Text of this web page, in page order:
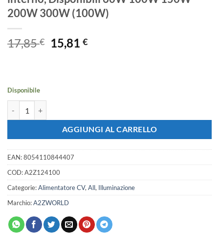
200W 300W (100W)
17,85€
Il
prezzo
15,81€Il
Disponibile
AGGIUNGI AL CARRELLO
EAN:8054110844407
COD:A2Z124100
Categorie:Alimentatore CV, All, Illuminazione
Marchio:A2ZWORLD